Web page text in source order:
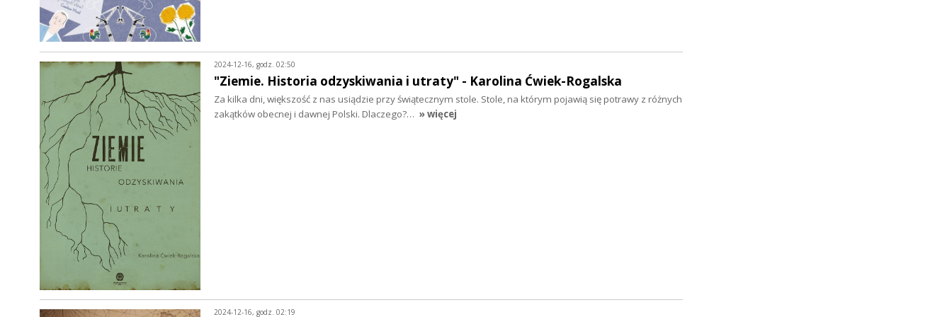
2024-12-16, godz. 02:50
"Ziemie. Historia odzyskiwania i utraty" - Karolina Ćwiek-Rogalska
Za kilka dni, większość z nas usiądzie przy świątecznym stole. Stole, na którym pojawią się potrawy z różnych
zakątków obecnej i dawnej Polski. Dlaczego?… » więcej
2024-12-16, godz. 02:19